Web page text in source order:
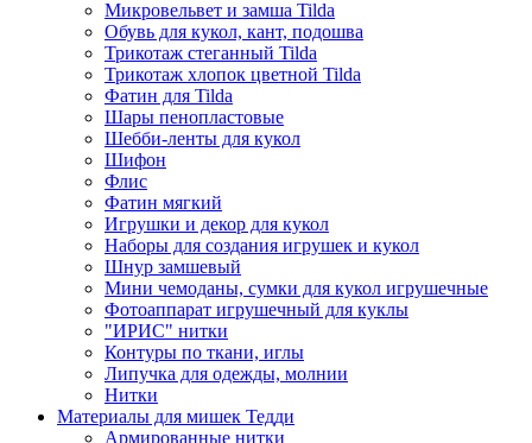
Микровельвет и замша Tilda
Обувь для кукол, кант, подошва
Трикотаж стеганный Tilda
Трикотаж хлопок цветной Tilda
Фатин для Tilda
Шары пенопластовые
Шебби-ленты для кукол
Шифон
Флис
Фатин мягкий
Игрушки и декор для кукол
Наборы для создания игрушек и кукол
Шнур замшевый
Мини чемоданы, сумки для кукол игрушечные
Фотоаппарат игрушечный для куклы
"ИРИС" нитки
Контуры по ткани, иглы
Липучка для одежды, молнии
Нитки
Материалы для мишек Тедди
Армированные нитки